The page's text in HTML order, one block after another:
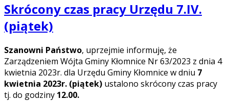
Skrócony czas pracy Urzędu 7.IV.
(piątek)
Szanowni Państwo, uprzejmie informuję, że
Zarządzeniem Wójta Gminy Kłomnice Nr 63/2023 z dnia 4
kwietnia 2023r. dla Urzędu Gminy Kłomnice w dniu 7
kwietnia 2023r. (piątek) ustalono skrócony czas pracy
tj. do godziny 12.00.